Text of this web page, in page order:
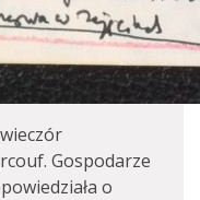
Gospodarze
o